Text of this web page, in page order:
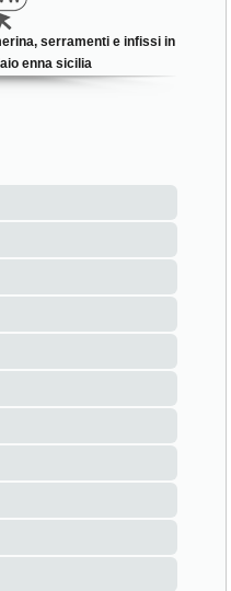
serramenti e infissi in
enna sicilia